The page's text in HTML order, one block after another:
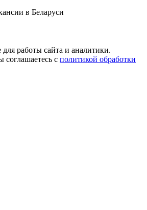
в Беларуси
работы сайта и аналитики.
соглашаетесь с политикой обработки